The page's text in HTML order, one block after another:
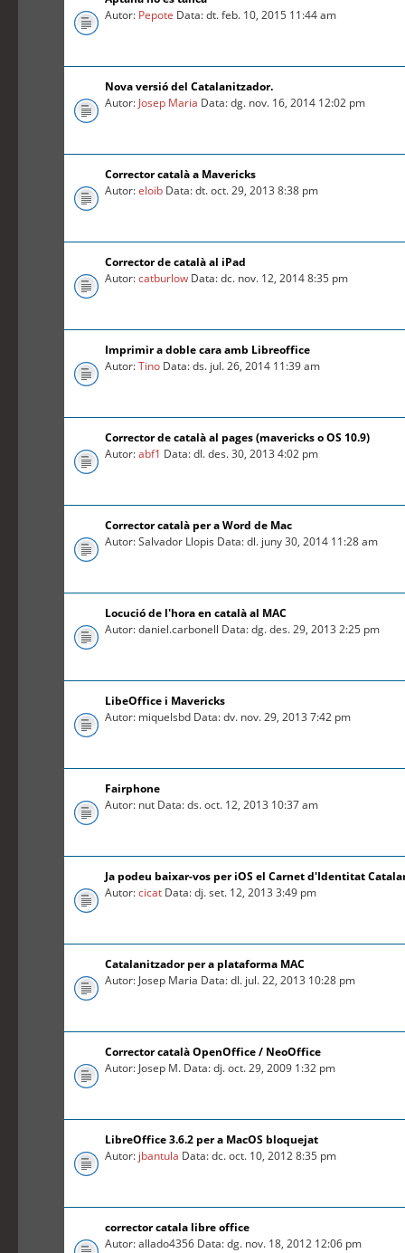
Autor: Pepote Data: dt. feb. 10, 2015 11:44 am
Nova versió del Catalanitzador.
Autor: Josep Maria Data: dg. nov. 16, 2014 12:02 pm
Corrector català a Mavericks
Autor:eloib Data: dt. oct. 29, 2013 8:38 pm
Corrector de català al iPad
Autor:catburlow Data: dc. nov. 12, 2014 8:35 pm
Imprimir a doble cara amb Libreoffice
Autor:Tino Data: ds. jul. 26, 2014 11:39 am
Corrector de català al pages (mavericks o OS 10.9)
Autor:abf1 Data: dl. des. 30, 2013 4:02 pm
Corrector català per a Word de Mac
Autor: Salvador Llopis Data: dl. juny 30, 2014 11:28 am
Locució de l'hora en català al MAC
Autor: daniel.carbonell Data: dg. des. 29, 2013 2:25 pm
LibeOffice i Mavericks
Autor: miquelsbd Data: dv. nov. 29, 2013 7:42 pm
Fairphone
Autor: nut Data: ds. oct. 12, 2013 10:37 am
Ja podeu baixar-vos per iOS el Carnet d'Identitat
Autor:cicat Data: dj. set. 12, 2013 3:49 pm
Catalanitzador per a plataforma MAC
Autor: Josep Maria Data: dl. jul. 22, 2013 10:28 pm
Corrector català OpenOffice / NeoOffice
Autor: Josep M. Data: dj. oct. 29, 2009 1:32 pm
LibreOffice 3.6.2 per a MacOS bloquejat
Autor: jbantula Data: dc. oct. 10, 2012 8:35 pm
corrector catala libre office
Autor: allado4356 Data: dg. nov. 18, 2012 12:06 pm